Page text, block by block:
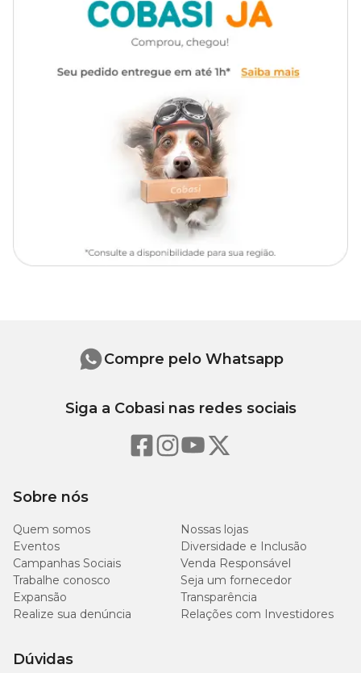
Modo de Usar
Usar o equipamento sempre submerso.
Coluna d'água de até 65cm.
Medidas aproximadas
Sobre nós
Quem somos
Nossas lojas
Eventos
Diversidade e Inclusão
Campanhas Sociais
Venda Responsável
Trabalhe conosco
Seja um fornecedor
Expansão
Transparência
Realize sua denúncia
Relações com Investidores
Dúvidas
Compre pelo Whatsapp
Siga a Cobasi nas redes sociais